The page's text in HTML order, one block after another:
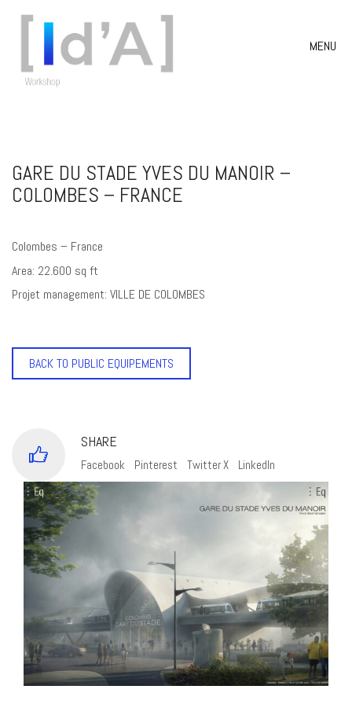
MENU
GARE DU STADE YVES DU MANOIR –
COLOMBES – FRANCE
Colombes – France
Area: 22.600 sq ft
Projet management: VILLE DE COLOMBES
BACK TO PUBLIC EQUIPEMENTS
SHARE
Facebook Pinterest Twitter X LinkedIn